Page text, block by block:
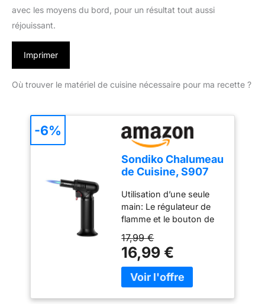
avec les moyens du bord, pour un résultat tout aussi
réjouissant.
Imprimer
Où trouver le matériel de cuisine nécessaire pour ma recette ?
Sondiko Chalumeau
de Cuisine, S907
Carburant, Briquet
Chalumeau
Rechargeable avec
Verrouillage de
Sécurité et Flamme
Réglable, Pour le
Soudage, I'art de La
Résine, Butane Non
Inclus
Utilisation d’une seule
main: Le régulateur de
flamme et le bouton de
sont à portée de main, ce
qui vous permet de
régler et de verrouiller
facilement la flamme
17,99 €
16,99 €
-6%